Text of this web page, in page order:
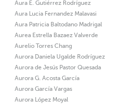
Aura E. Gutiérrez Rodríguez
Aura Lucia Fernandez Malavasi
Aura Patricia Baltodano Madrigal
Aurea Estrella Bazaez Valverde
Aurelio Torres Chang
Aurora Daniela Ugalde Rodríguez
Aurora de Jesús Pastor Quesada
Aurora G. Acosta García
Aurora García Vargas
Aurora López Moyal